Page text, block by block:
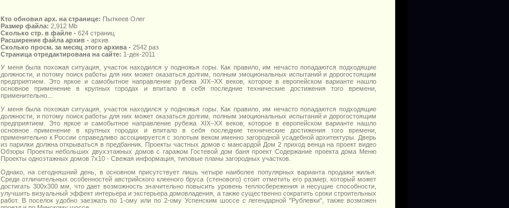
Кто обновил арх. на странице: Пыткеев Олег
Размер файла: 2,912 Mb
Сколько стр. в файле - 624 страниц
Расширение файла архив - архив
Сколько просм. за месяц этого архива - 2542 раз
Страница отредактирована на сайте: 1-дек-2011
У меня была похожая ситуация, участок находился у подножья горы. Как правило, им нечасто попадаются подходящие
должности, и потому поиск работы для них может оказаться долгим, полным эмоциональных испытаний и дорогостоящим
предприятием. Это яркое и самобытное направление рубежа XIX–XX веков, которое в европейском варианте нашло
основное применение в крупных городах и впитало в себя последние технические достижения того времени,
применительно...
У меня была похожая ситуация, участок находился у подножья горы. Как правило, им нечасто попадаются подходящие
должности, и потому поиск работы для них может оказаться долгим, полным эмоциональных испытаний и дорогостоящим
предприятием. Это яркое и самобытное направление рубежа XIX–XX веков, которое в европейском варианте нашло
основное применение в крупных городах и впитало в себя последние технические достижения того времени,
применительно к России справедливо ассоциируется с золотым веком именно загородной усадебной архитектуры. Дверь
из парилки должна открываться в предбанник. Проекты частных домов с мансардой Дом 2 приход венца на проект видео
Обзоры Проекты небольших двухэтажных домов с гаражом Гостевой дом баня проект Содержание проекта дома Меню
Проекты одноэтажных домов 7х10 - Свежая информация, типовые планы загородных участков.
Однако, на сегодняшний день, в основном присутствует лишь четыре наиболее популярных варианта продажи жилья.
Среди отличительных особенностей австрийского клееного бруса (стенового) стоит отметить его размер, который может
достигать 300х300 мм, что дает возможность значительно повысить уровень теплосбережения и несущие способности,
улучшить визуальный эффект интерьера и экстерьера домовладения, а также существенно сократить сроки строительных
работ. В поселок удобно заезжать по 1-ому или по 2-ому Успенским шоссе с легендарной "Рублевки", также возможен